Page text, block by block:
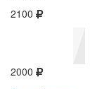
2100
2000